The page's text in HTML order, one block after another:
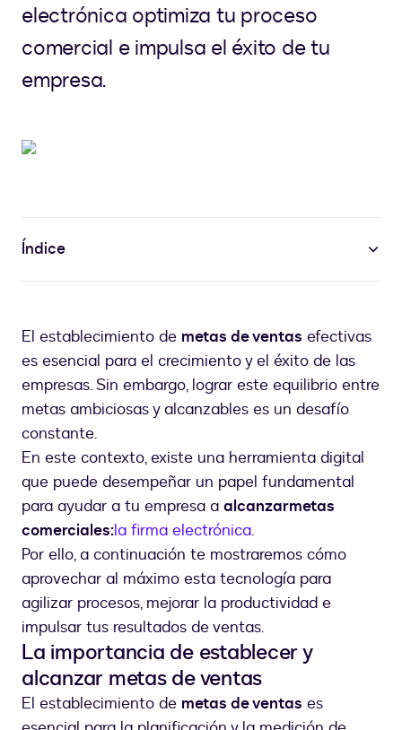
electrónica optimiza tu proceso
comercial e impulsa el éxito de tu
empresa.
Índice
El establecimiento de metas de ventas efectivas
es esencial para el crecimiento y el éxito de las
empresas. Sin embargo, lograr este equilibrio entre
metas ambiciosas y alcanzables es un desafío
constante.
En este contexto, existe una herramienta digital
que puede desempeñar un papel fundamental
para ayudar a tu empresa a alcanzarmetas
comerciales:la firma electrónica.
Por ello, a continuación te mostraremos cómo
aprovechar al máximo esta tecnología para
agilizar procesos, mejorar la productividad e
impulsar tus resultados de ventas.
La importancia de establecer y
alcanzar metas de ventas
El establecimiento de metas de ventas es